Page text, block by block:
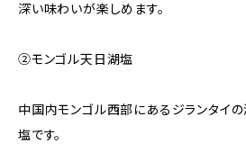
深い味わいが楽しめます。
②モンゴル天日湖塩
中国内モンゴル西部にあるジランタイ
塩です。